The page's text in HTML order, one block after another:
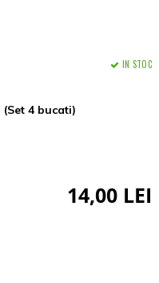
4 bucati)
IN STOC
14,00 LEI